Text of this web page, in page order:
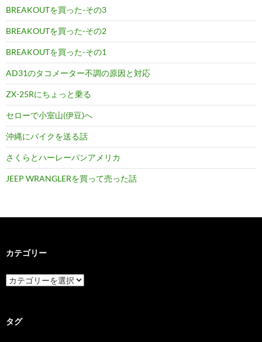
BREAKOUTを買った-その3
BREAKOUTを買った-その2
BREAKOUTを買った-その1
AD31のタコメーター不調の原因と対応
ZX-25Rにちょっと乗る
セローで小室山(伊豆)へ
沖縄にバイクを送る話
さくらとハーレーパンアメリカ
JEEP WRANGLERを買って売った話
カテゴリー
カ
テ
ー
タグ